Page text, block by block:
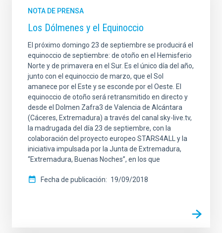
NOTA DE PRENSA
Los Dólmenes y el Equinoccio
El próximo domingo 23 de septiembre se producirá el
equinoccio de septiembre: de otoño en el Hemisferio
Norte y de primavera en el Sur. Es el único día del año,
junto con el equinoccio de marzo, que el Sol
amanece por el Este y se esconde por el Oeste. El
equinoccio de otoño será retransmitido en directo y
desde el Dolmen Zafra3 de Valencia de Alcántara
(Cáceres, Extremadura) a través del canal sky-live.tv,
la madrugada del día 23 de septiembre, con la
colaboración del proyecto europeo STARS4ALL y la
iniciativa impulsada por la Junta de Extremadura,
“Extremadura, Buenas Noches”, en los que
Fecha de publicación 19/09/2018